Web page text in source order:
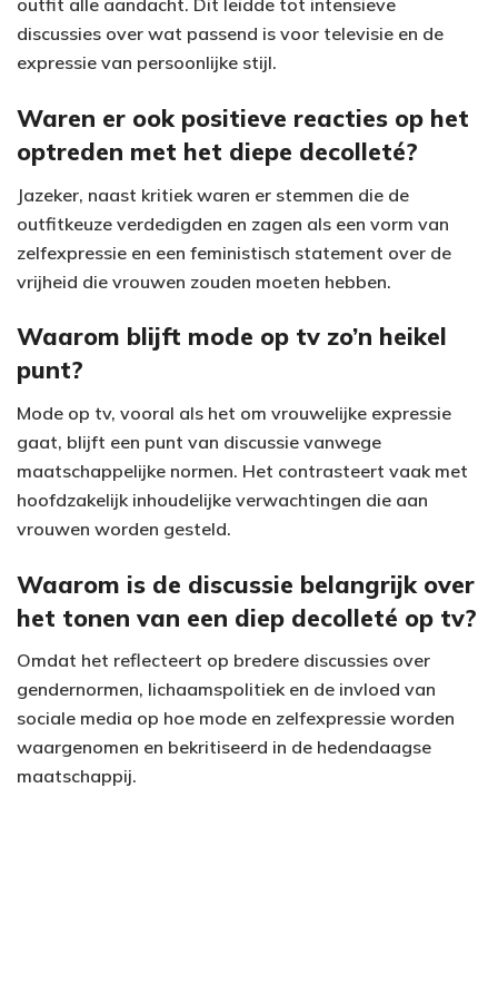
outfit alle aandacht. Dit leidde tot intensieve
discussies over wat passend is voor televisie en de
expressie van persoonlijke stijl.
Waren er ook positieve reacties op het
optreden met het diepe decolleté?
Jazeker, naast kritiek waren er stemmen die de
outfitkeuze verdedigden en zagen als een vorm van
zelfexpressie en een feministisch statement over de
vrijheid die vrouwen zouden moeten hebben.
Waarom blijft mode op tv zo’n heikel
punt?
Mode op tv, vooral als het om vrouwelijke expressie
gaat, blijft een punt van discussie vanwege
maatschappelijke normen. Het contrasteert vaak met
hoofdzakelijk inhoudelijke verwachtingen die aan
vrouwen worden gesteld.
Waarom is de discussie belangrijk over
het tonen van een diep decolleté op tv?
Omdat het reflecteert op bredere discussies over
gendernormen, lichaamspolitiek en de invloed van
sociale media op hoe mode en zelfexpressie worden
waargenomen en bekritiseerd in de hedendaagse
maatschappij.